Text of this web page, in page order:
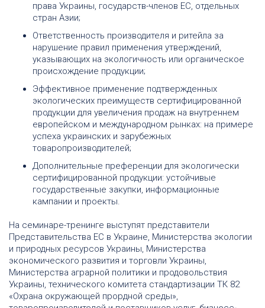
права Украины, государств-членов ЕС, отдельных
стран Азии;
Ответственность производителя и ритейла за
нарушение правил применения утверждений,
указывающих на экологичность или органическое
происхождение продукции;
Эффективное применение подтвержденных
экологических преимуществ сертифицированной
продукции для увеличения продаж на внутреннем
европейском и международном рынках: на примере
успеха украинских и зарубежных
товаропроизводителей;
Дополнительные преференции для экологически
сертифицированной продукции: устойчивые
государственные закупки, информационные
кампании и проекты.
На семинаре-тренинге выступят представители
Представительства ЕС в Украине, Министерства экологии
и природных ресурсов Украины, Министерства
экономического развития и торговли Украины,
Министерства аграрной политики и продовольствия
Украины, технического комитета стандартизации ТК 82
«Охрана окружающей прордной среды»,